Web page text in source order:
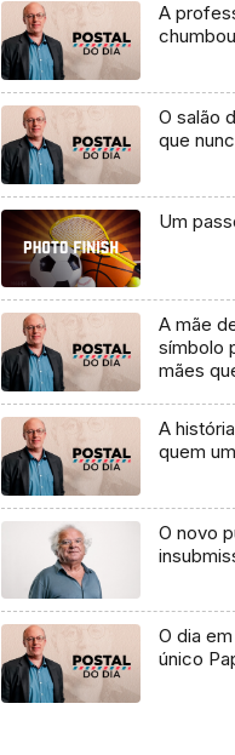
A
O salão
que
Um
A mãe
símbolo
mães
A
quem
O novo
O dia
único